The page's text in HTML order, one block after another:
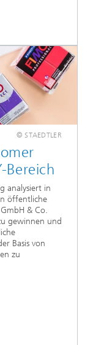
© STAEDTLER
Bereich
analysiert in
öffentliche
& Co.
gewinnen und
Basis von
zu